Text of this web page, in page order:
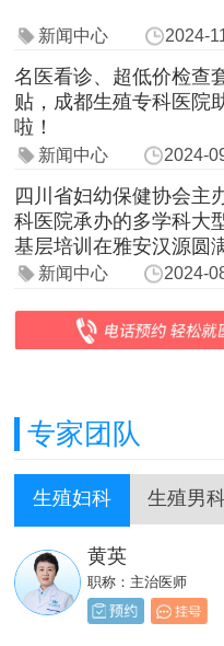
新闻中心 2024-
名医看诊、超低价检查
贴，成都生殖专科医院
啦！
新闻中心 2024-
四川省妇幼保健协会主
科医院承办的多学科大
基层培训在雅安汉源圆
新闻中心 2024-
专家团队
生殖妇科 生殖男
黄英
职称：主治医师
刘嵩
职称：主治医师